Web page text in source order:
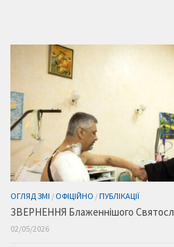
ОГЛЯД ЗМІ / ОФІЦІЙНО /ПУБЛІКАЦІЇ
ЗВЕРНЕННЯ Блаженнішого
02/05/2026